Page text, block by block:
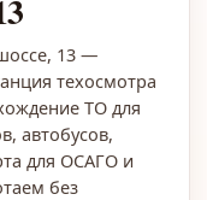
13 —
техосмотра
ТО для
автобусов,
для ОСАГО и
без